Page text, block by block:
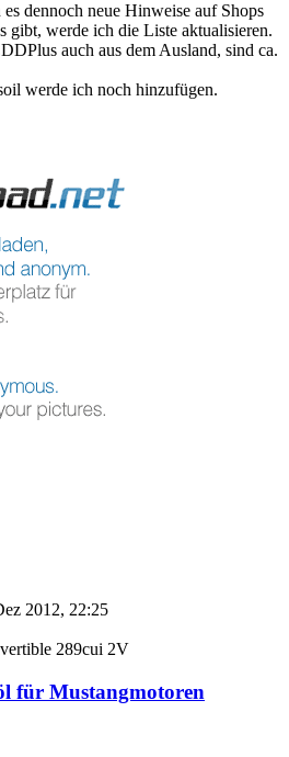
dennoch neue Hinweise auf Shops
werde ich die Liste aktualisieren.
auch aus dem Ausland, sind ca.
werde ich noch hinzufügen.
2012, 22:25
289cui 2V
für Mustangmotoren